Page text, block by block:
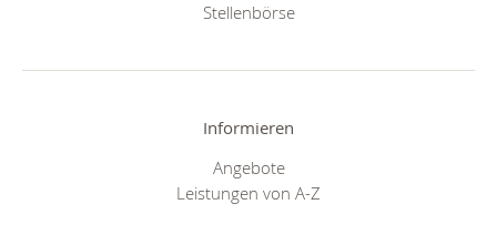
Stellenbörse
Informieren
Angebote
Leistungen von A-Z